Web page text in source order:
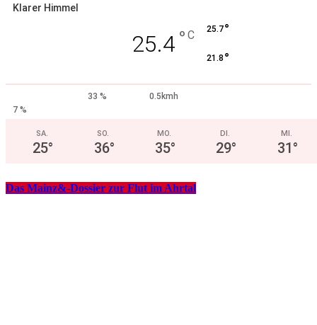
Klarer Himmel
25.4 ° C 25.7°
21.8 °
33 %
0.5kmh
7 %
SA.
25°
SO.
36°
MO.
35°
DI.
29°
MI.
31°
Das Mainz&-Dossier zur Flut im Ahrtal